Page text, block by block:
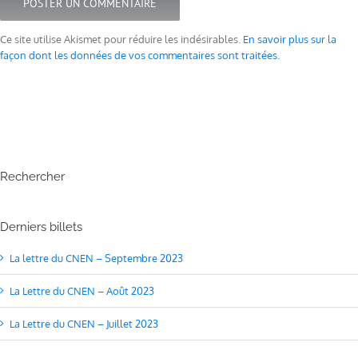
Ce site utilise Akismet pour réduire les indésirables. En savoir plus sur la
façon dont les données de vos commentaires sont traitées
Rechercher
Derniers billets
La lettre du CNEN – Septembre 2023
La Lettre du CNEN – Août 2023
La Lettre du CNEN – Juillet 2023